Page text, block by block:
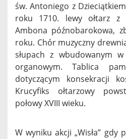
św. Antoniego z
roku 1710. lewy ołtarz z
Ambona późnobarokowa,
roku. Chór muzyczny
słupach z wbudowanym
organowym. Tablica
dotyczącym konsekracji
Krucyfiks ołtarzowy
połowy XVIII wieku.
W wyniku akcji „Wisła”